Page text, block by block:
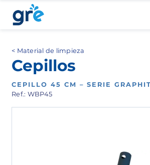
Material de limpieza
Cepillos
CEPILLO 45 CM – SERIE
Ref.: WBP45